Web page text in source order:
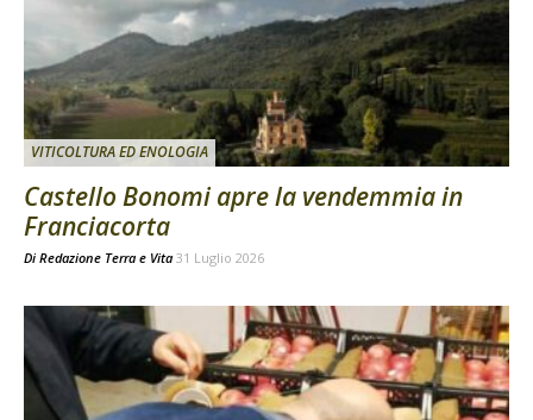
VITICOLTURA ED ENOLOGIA
Castello Bonomi apre la vendemmia in
Franciacorta
Di Redazione Terra e Vita 31 Luglio 2026